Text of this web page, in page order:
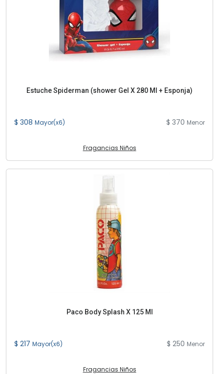
Estuche Spiderman (shower Gel X 280 Ml + Esponja)
$ 308 Mayor(x6) $ 370 Menor
Fragancias Niños
Paco Body Splash X 125 Ml
$ 217 Mayor(x6) $ 250 Menor
Fragancias Niños